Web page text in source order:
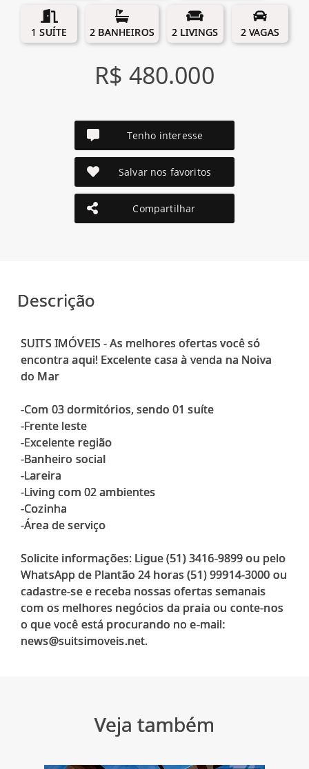
1 SUÍTE 2 BANHEIROS 2 LIVINGS 2 VAGAS
R$ 480.000
Tenho interesse
Salvar nos favoritos
Compartilhar
Descrição
SUITS IMÓVEIS - As melhores ofertas você só
encontra aqui! Excelente casa à venda na Noiva
do Mar
-Com 03 dormitórios, sendo 01 suíte
-Frente leste
-Excelente região
-Banheiro social
-Lareira
-Living com 02 ambientes
-Cozinha
-Área de serviço
Solicite informações: Ligue (51) 3416-9899 ou pelo
WhatsApp de Plantão 24 horas (51) 99914-3000 ou
cadastre-se e receba nossas ofertas semanais
com os melhores negócios da praia ou conte-nos
o que você está procurando no e-mail:
Veja também